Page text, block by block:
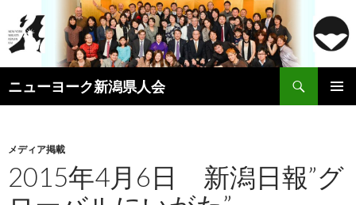
ニューヨーク新潟県人会
索
ン
ツ
へ
ス
メディア掲載
2015年4月6日 新潟日報”グ